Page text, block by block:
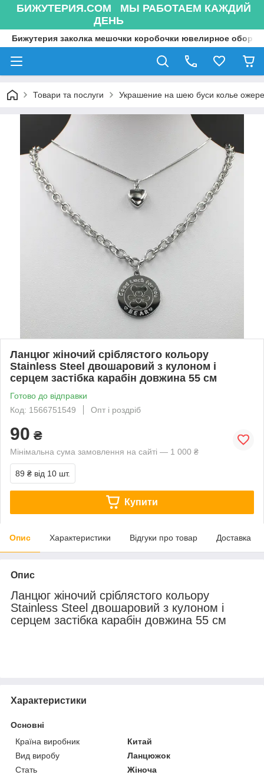
БИЖУТЕРИЯ.COM МЫ РАБОТАЕМ КАЖДИЙ
ДЕНЬ
Бижутерия заколка мешочки коробочки ювелирное
Товари та послуги Украшение на шею буси колье
Ланцюг жіночий сріблястого кольору
Stainless Steel двошаровий з кулоном і
серцем застібка карабін довжина 55 см
Готово до відправки
Код: 1566751549
Опт і роздріб
90 ₴
Мінімальна сума замовлення на сайті — 1 000 ₴
89 ₴ від 10 шт.
Купити
Опис Характеристики Відгуки про товар Доставка
Опис
Ланцюг жіночий сріблястого кольору
Stainless Steel двошаровий з кулоном і
серцем застібка карабін довжина 55 см
Характеристики
Основні
Країна виробник
Китай
Вид виробу
Ланцюжок
Стать
Жіноча